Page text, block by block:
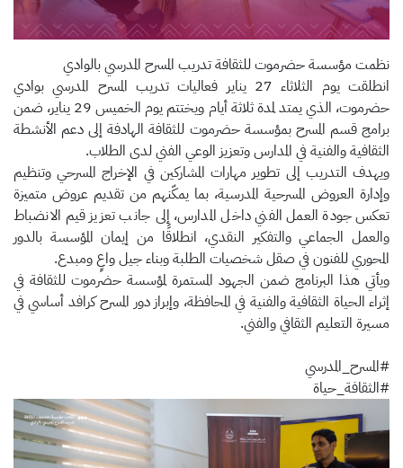
نظمت مؤسسة حضرموت للثقافة تدريب المسرح المدرسي بالوادي
انطلقت يوم الثلاثاء 27 يناير فعاليات تدريب المسرح المدرسي بوادي
حضرموت، الذي يمتد لمدة ثلاثة أيام ويختتم يوم الخميس 29 يناير، ضمن
برامج قسم المسرح بمؤسسة حضرموت للثقافة الهادفة إلى دعم الأنشطة
الثقافية والفنية في المدارس وتعزيز الوعي الفني لدى الطلاب.
ويهدف التدريب إلى تطوير مهارات المشاركين في الإخراج المسرحي وتنظيم
وإدارة العروض المسرحية المدرسية، بما يمكّنهم من تقديم عروض متميزة
تعكس جودة العمل الفني داخل المدارس، إلى جانب تعزيز قيم الانضباط
والعمل الجماعي والتفكير النقدي، انطلاقًا من إيمان المؤسسة بالدور
المحوري للفنون في صقل شخصيات الطلبة وبناء جيل واعٍ ومبدع.
ويأتي هذا البرنامج ضمن الجهود المستمرة لمؤسسة حضرموت للثقافة في
إثراء الحياة الثقافية والفنية في المحافظة، وإبراز دور المسرح كرافد أساسي في
مسيرة التعليم الثقافي والفني.
#المسرح_المدرسي
#الثقافة_حياة